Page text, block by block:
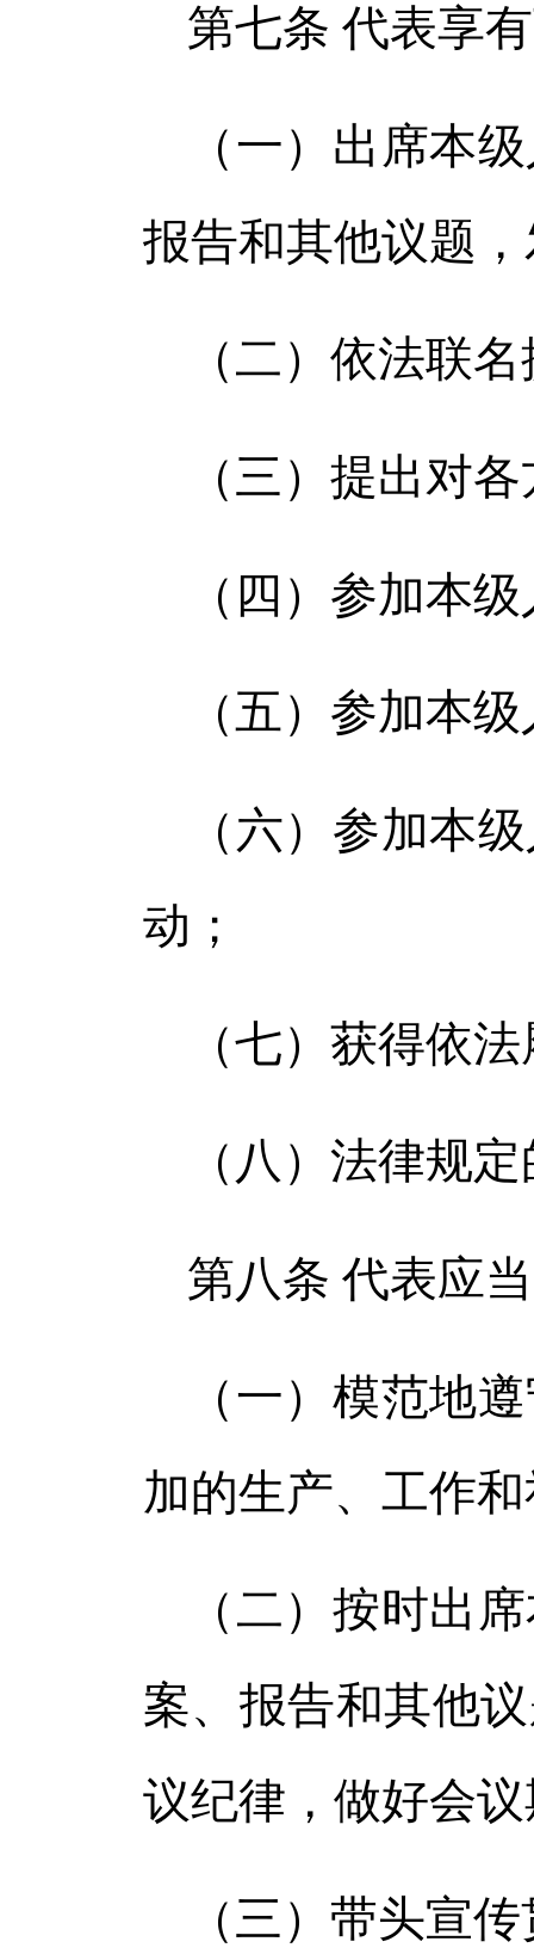
第七条 代表享
（一）出席本
报告和其他议题
（二）依法联
（三）提出对
（四）参加本
（五）参加本
（六）参加本
动；
（七）获得依
（八）法律规
第八条 代表应
（一）模范地
加的生产、工作
（二）按时出
案、报告和其他
议纪律，做好会
（三）带头宣